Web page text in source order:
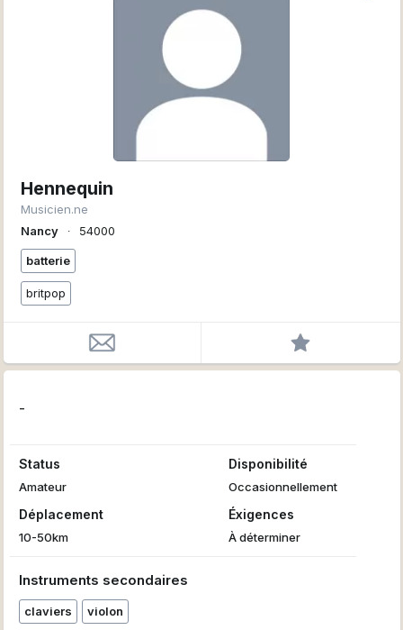
Hennequin
Musicien.ne
Nancy
∙ 54000
batterie
britpop
-
Status
Amateur
Disponibilité
Occasionnellement
Déplacement
10-50km
Éxigences
À déterminer
Instruments secondaires
claviers violon